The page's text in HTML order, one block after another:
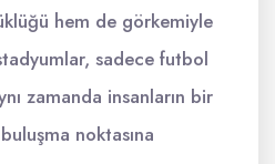
hem de görkemiyle
sadece futbol
zamanda insanların bir
noktasına